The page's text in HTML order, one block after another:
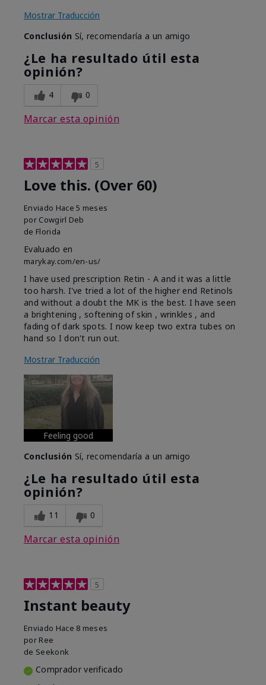
Mostrar Traducción
Conclusión Sí, recomendaría a un amigo
¿Le ha resultado útil esta
opinión?
4 0
Marcar esta opinión
5
Love this. (Over 60)
Enviado Hace 5 meses
por Cowgirl Deb
de Florida
Evaluado en
marykay.com/en-us/
I have used prescription Retin - A and it was a little
too harsh. I've tried a lot of the higher end Retinols
and without a doubt the MK is the best. I have seen
a brightening , softening of skin , wrinkles , and
fading of dark spots. I now keep two extra tubes on
hand so I don't run out.
Mostrar Traducción
Feeling good
Conclusión Sí, recomendaría a un amigo
¿Le ha resultado útil esta
opinión?
11 0
Marcar esta opinión
5
Instant beauty
Enviado Hace 8 meses
por Ree
de Seekonk
Comprador verificado